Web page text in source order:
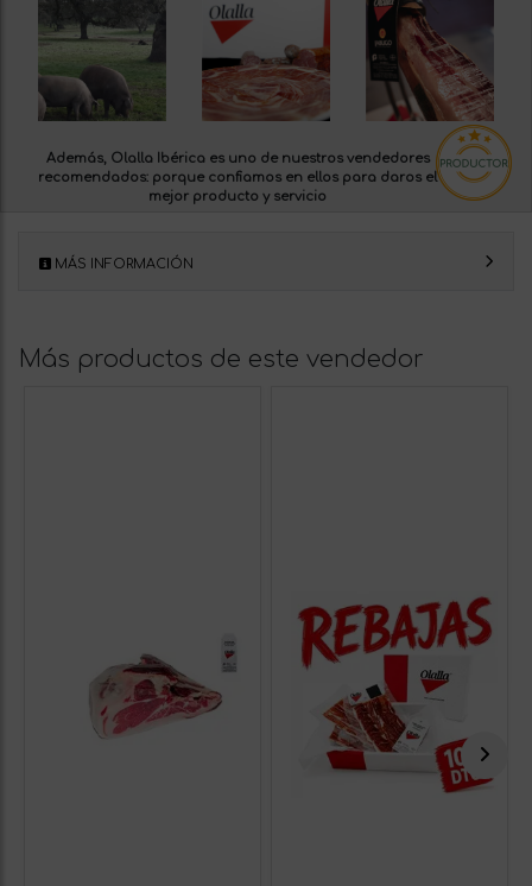
Además, Olalla Ibérica es uno de nuestros vendedores
recomendados: porque confiamos en ellos para daros el
mejor producto y servicio
MÁS INFORMACIÓN
Más productos de este vendedor